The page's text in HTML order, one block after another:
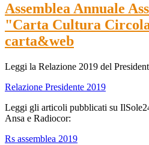
Assemblea Annuale
"Carta Cultura
carta&web
Leggi la Relazione 2019 del
Relazione Presidente 2019
Leggi gli articoli pubblicati su
Ansa e Radiocor:
Rs assemblea 2019